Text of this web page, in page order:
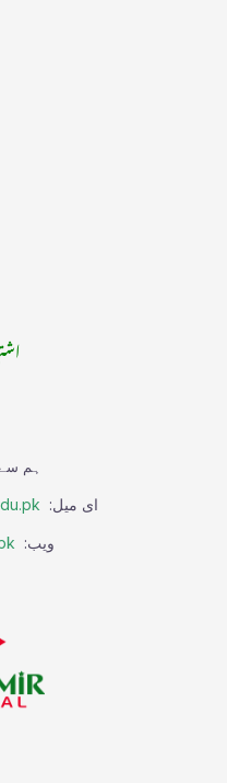
ہم
ای میل:
ویب: